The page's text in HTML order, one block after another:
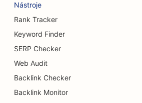
SEO pre pivovary
SEO pre služby zväčšenia prsníkov
SEO pre bufetové reštaurácie
SEO pre cukrárne
Nástroje
Rank Tracker
Keyword Finder
SERP Checker
Web Audit
Backlink Checker
Backlink Monitor